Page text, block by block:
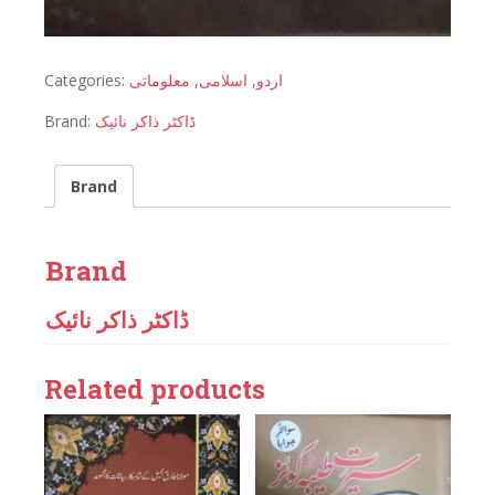
Categories: اردو, اسلامی, معلوماتی
Brand: ڈاکٹر ذاکر نائیک
Brand
Brand
ڈاکٹر ذاکر نائیک
Related products